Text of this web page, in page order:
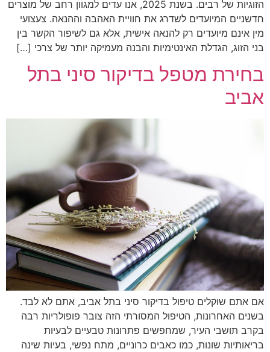
הזוגיות של רבים. בשנת 2025, אנו עדים למגוון רחב של מוצרים
חדשניים המיועדים לשדרג את חוויית האהבה וההנאה. צעצועי
מין אינם מיועדים רק להנאה אישית, אלא גם לשיפור הקשר בין
בני הזוג, הגדלת האינטימיות והבנה מעמיקה יותר של צרכי […]
בחירת מטפל בדיקור סיני בתל
אביב
אם אתם שוקלים טיפול בדיקור סיני בתל אביב, אתם לא לבד.
בשנים האחרונות, הטיפול המסורתי הזה צובר פופולריות רבה
בקרב תושבי העיר, שמחפשים פתרונות טבעיים לבעיות
בריאותיות שונות, כמו כאבים כרוניים, מתח נפשי, בעיות שינה